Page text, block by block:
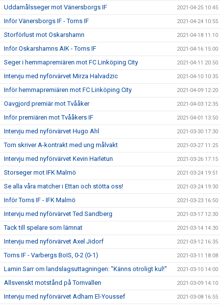
Uddamålsseger mot Vänersborgs IF 2021-04-25 10:45
Inför Vänersborgs IF - Torns IF 2021-04-24 10:55
Storförlust mot Oskarshamn 2021-04-18 11:10
Inför Oskarshamns AIK - Torns IF 2021-04-16 15:00
Seger i hemmapremiären mot FC Linköping City 2021-04-11 20:50
Intervju med nyförvärvet Mirza Halvadzic 2021-04-10 10:35
Inför hemmapremiären mot FC Linköping City 2021-04-09 12:20
Oavgjord premiär mot Tvååker 2021-04-03 12:35
Inför premiären mot Tvååkers IF 2021-04-01 13:50
Intervju med nyförvärvet Hugo Ahl 2021-03-30 17:30
Torn skriver A-kontrakt med ung målvakt 2021-03-27 11:25
Intervju med nyförvärvet Kevin Harletun 2021-03-26 17:15
Storseger mot IFK Malmö 2021-03-24 19:51
Se alla våra matcher i Ettan och stötta oss! 2021-03-24 19:30
Inför Torns IF - IFK Malmö 2021-03-23 16:50
Intervju med nyförvärvet Ted Sandberg 2021-03-17 12:30
Tack till spelare som lämnat 2021-03-14 14:30
Intervju med nyförvärvet Axel Jidorf 2021-03-12 16:35
Torns IF - Varbergs BoIS, 0-2 (0-1) 2021-03-11 18:08
Lamin Sarr om landslagsuttagningen: "Känns otroligt kul!" 2021-03-10 14:00
Allsvenskt motstånd på Tornvallen 2021-03-09 14:10
Intervju med nyförvärvet Adham El-Youssef 2021-03-08 16:55